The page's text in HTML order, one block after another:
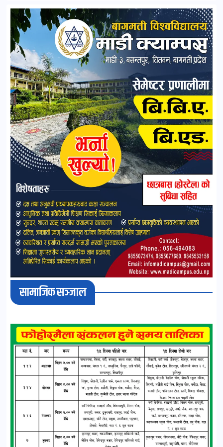
सामाजिक सञ्जाल